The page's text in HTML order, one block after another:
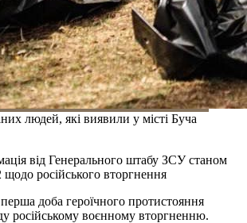
людей, які виявили у місті Буча
від Генерального штабу ЗСУ станом
російського вторгнення
доба героїчного протистояння
російському воєнному вторгненню.